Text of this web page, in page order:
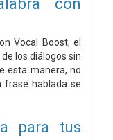
Vocal Boost, el
los diálogos sin
esta manera, no
frase hablada se
para tus